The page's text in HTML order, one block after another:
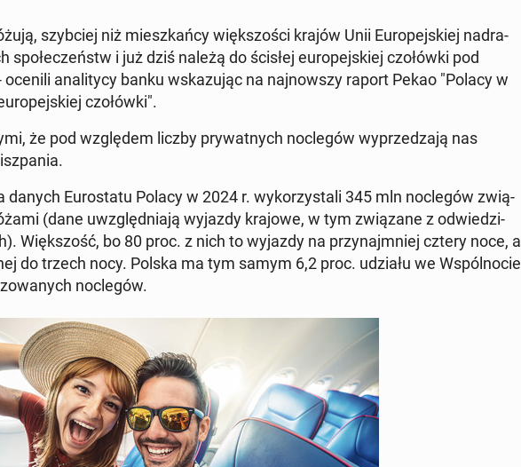
szyb­ciej niż miesz­kań­cy więk­szo­ści krajów Unii Eu­ro­pej­skiej nad­ra­
spo­łe­czeństw i już dziś należą do ścisłej eu­ro­pej­skiej czo­łów­ki pod
ana­li­ty­cy banku wska­zu­jąc na naj­now­szy raport Pekao "Polacy w
czo­łów­ki".
że pod wzglę­dem liczby pry­wat­nych noc­le­gów wy­prze­dza­ją nas
danych Eu­ro­sta­tu Polacy w 2024 r. wy­ko­rzy­sta­li 345 mln noc­le­gów zwią­
(dane uwzględ­nia­ją wyjazdy krajowe, w tym zwią­za­ne z od­wie­dzi­
Więk­szość, bo 80 proc. z nich to wyjazdy na przy­naj­mniej cztery noce, a
do trzech nocy. Polska ma tym samym 6,2 proc. udziału we Wspól­no­cie
noc­le­gów.